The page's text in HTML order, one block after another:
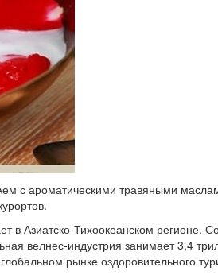
с ароматическими травяными
в Азиатско-Тихоокеанском регионе.
велнес-индустрия занимает 3,4
рынке оздоровительного